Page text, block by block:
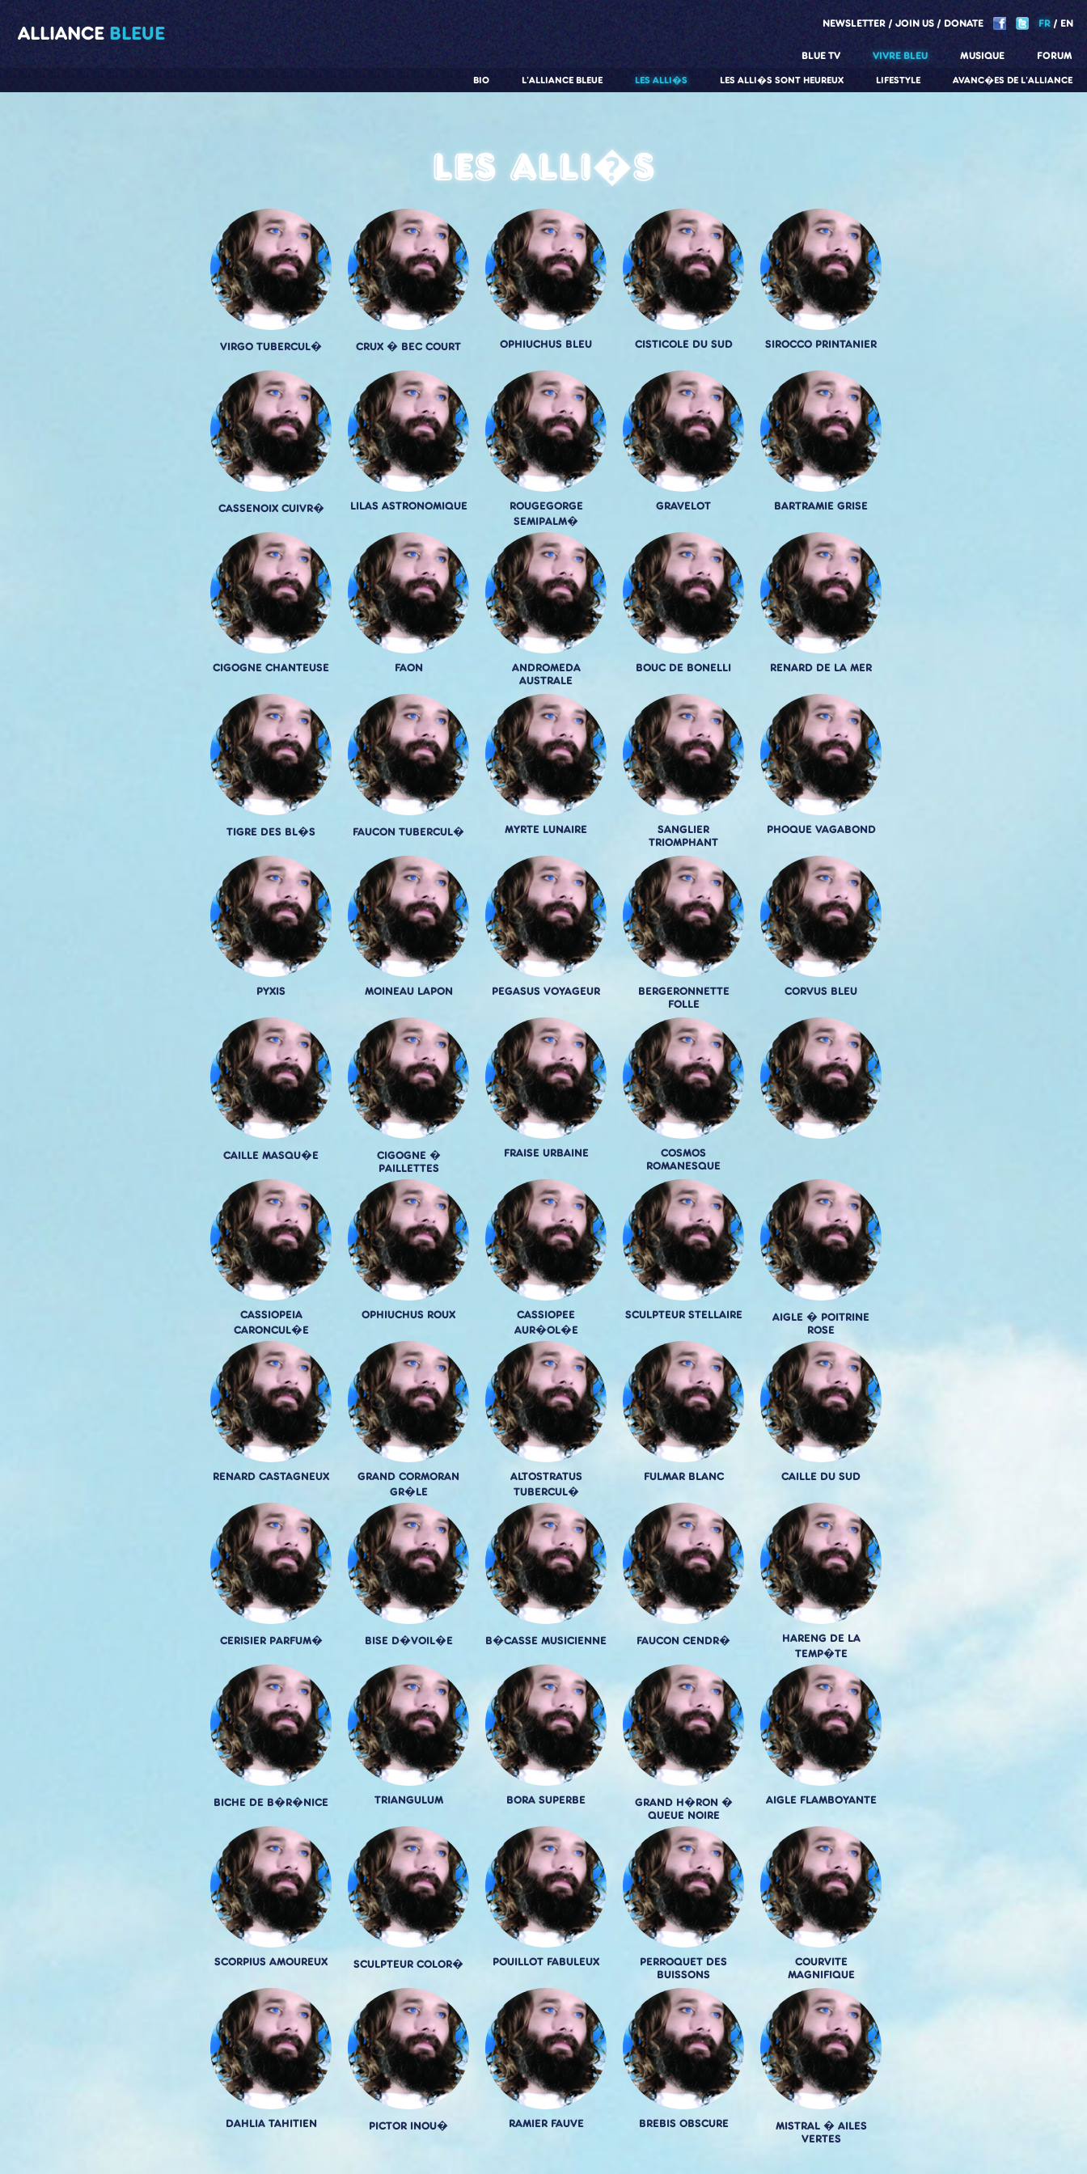
ALLIANCE BLEUE NEWSLETTER JOIN US DONATE FR EN
BLUE TV VIVRE BLEU
AVANC�ES DE L'ALLIANCE
LIFESTYLE
LES ALLI�S SONT HEUREUX
LES ALLI�S
L'ALLIANCE BLEUE
BIO
MUSIQUE FORUM
Les alli�s
VIRGO TUBERCUL� CRUX � BEC COURT OPHIUCHUS BLEU CISTICOLE DU SUD SIROCCO PRINTANIER
CASSENOIX CUIVR� LILAS ASTRONOMIQUE
ROUGEGORGE
SEMIPALM�
GRAVELOT BARTRAMIE GRISE
CIGOGNE CHANTEUSE FAON
ANDROMEDA
AUSTRALE
BOUC DE BONELLI RENARD DE LA MER
TIGRE DES BL�S FAUCON TUBERCUL� MYRTE LUNAIRE
SANGLIER
TRIOMPHANT
PHOQUE VAGABOND
PYXIS MOINEAU LAPON PEGASUS VOYAGEUR
BERGERONNETTE
FOLLE
CORVUS BLEU
CAILLE MASQU�E
CIGOGNE �
PAILLETTES
FRAISE URBAINE
COSMOS
ROMANESQUE
CASSIOPEIA
CARONCUL�E
OPHIUCHUS ROUX
CASSIOPEE
AUR�OL�E
SCULPTEUR STELLAIRE
AIGLE � POITRINE
ROSE
RENARD CASTAGNEUX
GRAND CORMORAN
GR�LE
ALTOSTRATUS
TUBERCUL�
FULMAR BLANC CAILLE DU SUD
CERISIER PARFUM� BISE D�VOIL�E B�CASSE MUSICIENNE FAUCON CENDR�
HARENG DE LA
TEMP�TE
BICHE DE B�R�NICE TRIANGULUM BORA SUPERBE
GRAND H�RON �
QUEUE NOIRE
AIGLE FLAMBOYANTE
SCORPIUS AMOUREUX SCULPTEUR COLOR� POUILLOT FABULEUX
PERROQUET DES
BUISSONS
COURVITE
MAGNIFIQUE
DAHLIA TAHITIEN PICTOR INOU� RAMIER FAUVE BREBIS OBSCURE
MISTRAL � AILES
VERTES